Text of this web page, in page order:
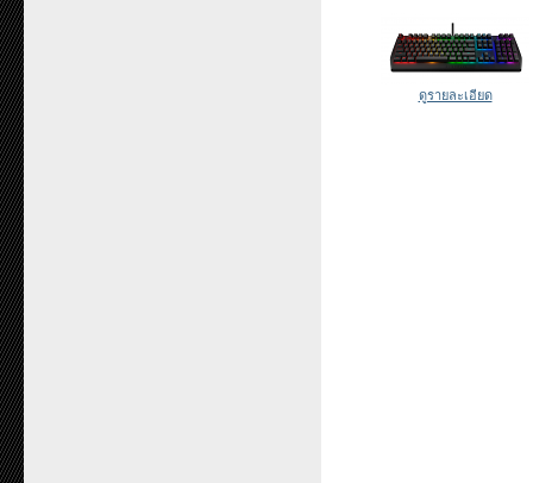
ดูรายละเอียด